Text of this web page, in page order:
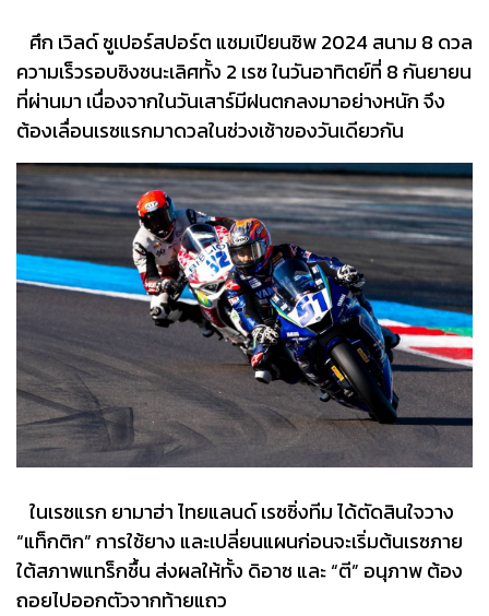
ศึก เวิลด์ ซูเปอร์สปอร์ต แชมเปียนชิพ 2024 สนาม 8 ดวล
ความเร็วรอบชิงชนะเลิศทั้ง 2 เรซ ในวันอาทิตย์ที่ 8 กันยายน
ที่ผ่านมา เนื่องจากในวันเสาร์มีฝนตกลงมาอย่างหนัก จึง
ต้องเลื่อนเรซแรกมาดวลในช่วงเช้าของวันเดียวกัน
ในเรซแรก ยามาฮ่า ไทยแลนด์ เรซซิ่งทีม ได้ตัดสินใจวาง
“แท็กติก” การใช้ยาง และเปลี่ยนแผนก่อนจะเริ่มต้นเรซภาย
ใต้สภาพแทร็กชื้น ส่งผลให้ทั้ง ดิอาซ และ “ตี” อนุภาพ ต้อง
ถอยไปออกตัวจากท้ายแถว